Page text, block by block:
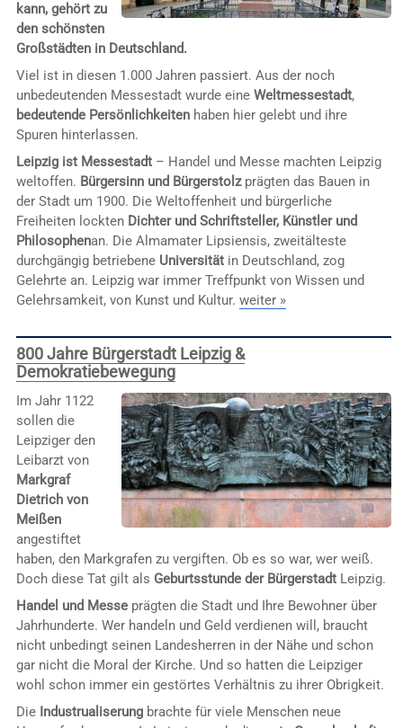
kann, gehört zu
den schönsten
Großstädten in Deutschland.
Viel ist in diesen 1.000 Jahren passiert. Aus der noch
unbedeutenden Messestadt wurde eine Weltmessestadt,
bedeutende Persönlichkeitenhaben hier gelebt und ihre
Spuren hinterlassen.
Leipzig ist Messestadt– Handel und Messe machten Leipzig
weltoffen. Bürgersinn und Bürgerstolzprägten das Bauen in
der Stadt um 1900. Die Weltoffenheit und bürgerliche
Freiheiten lockten Dichter und Schriftsteller, Künstler und
Philosophenan. Die Almamater Lipsiensis, zweitälteste
durchgängig betriebene Universitätin Deutschland, zog
Gelehrte an. Leipzig war immer Treffpunkt von Wissen und
Gelehrsamkeit, von Kunst und Kultur. weiter »
800 Jahre Bürgerstadt Leipzig &
Demokratiebewegung
Im Jahr 1122
sollen die
Leipziger den
Leibarzt von
Markgraf
Dietrich von
Meißen
angestiftet
haben, den Markgrafen zu vergiften. Ob es so war, wer weiß.
Doch diese Tat gilt als Geburtsstunde der BürgerstadtLeipzig.
Handel und Messeprägten die Stadt und Ihre Bewohner über
Jahrhunderte. Wer handeln und Geld verdienen will, braucht
nicht unbedingt seinen Landesherren in der Nähe und schon
gar nicht die Moral der Kirche. Und so hatten die Leipziger
wohl schon immer ein gestörtes Verhältnis zu ihrer Obrigkeit.
Die Industrualiserungbrachte für viele Menschen neue